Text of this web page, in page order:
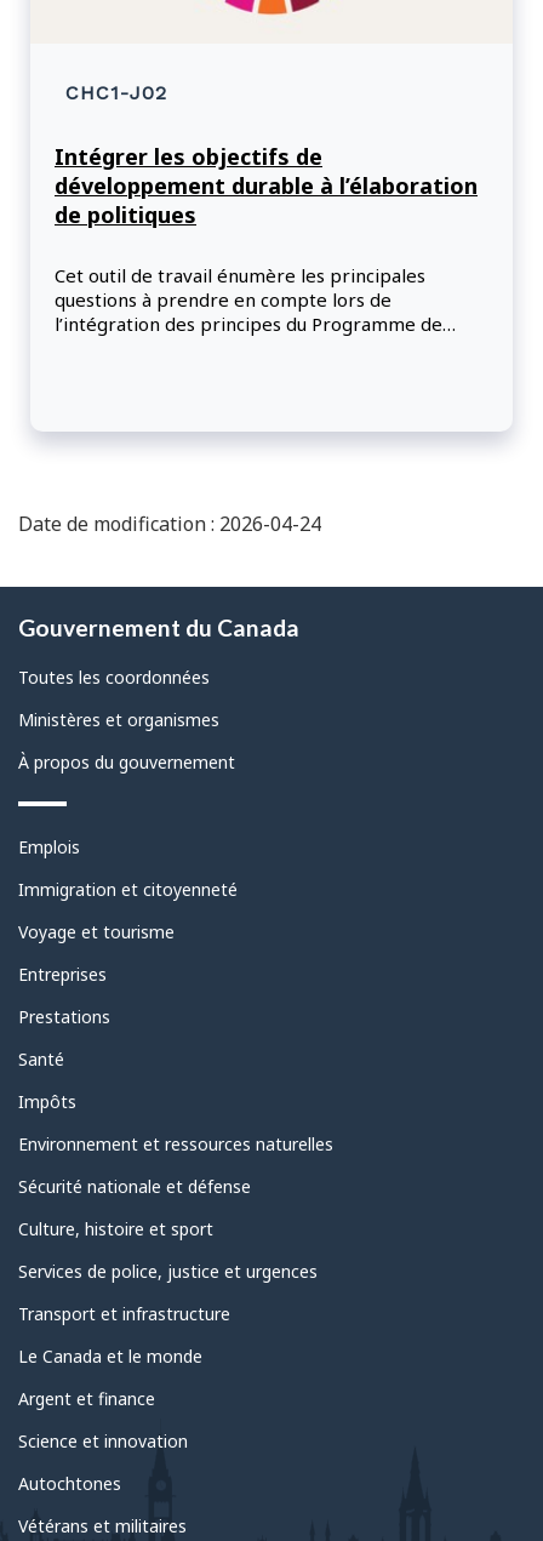
CHC1-J02
Intégrer les objectifs de
développement durable à l’élaboration
de politiques
Cet outil de travail énumère les principales
questions à prendre en compte lors de
l’intégration des principes du Programme de
gouvernementales.
Date de modification : 2026-04-24
propos
de
ce
Gouvernement du Canada
Toutes les coordonnées
Ministères et organismes
À propos du gouvernement
Thèmes
sujets
Emplois
Immigration et citoyenneté
Voyage et tourisme
Entreprises
Prestations
Santé
Impôts
Environnement et ressources naturelles
Sécurité nationale et défense
Culture, histoire et sport
Services de police, justice et urgences
Transport et infrastructure
Le Canada et le monde
Argent et finance
Science et innovation
Autochtones
Vétérans et militaires